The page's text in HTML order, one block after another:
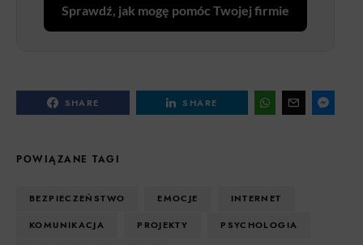
Sprawdź, jak mogę pomóc Twojej firmie
SHARE SHARE
POWIĄZANE TAGI
BEZPIECZEŃSTWO EMOCJE INTERNET
KOMUNIKACJA PROJEKTY PSYCHOLOGIA